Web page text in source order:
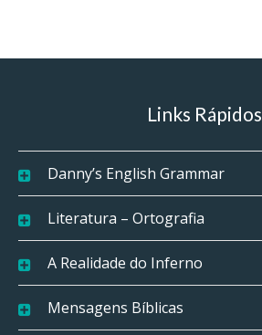
Links Rápidos
Danny’s English Grammar
Literatura – Ortografia
A Realidade do Inferno
Mensagens Bíblicas